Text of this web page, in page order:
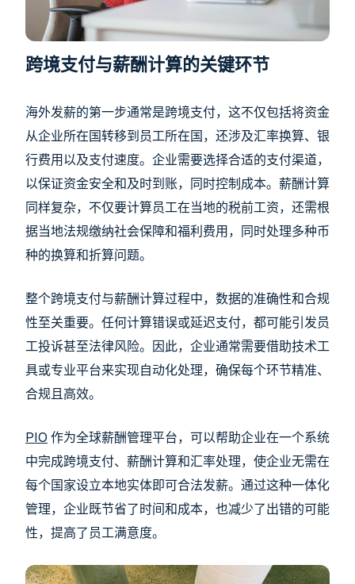
跨境支付与薪酬计算的关键环节
海外发薪的第一步通常是跨境支付，这不仅包括将资金
从企业所在国转移到员工所在国，还涉及汇率换算、银
行费用以及支付速度。企业需要选择合适的支付渠道，
以保证资金安全和及时到账，同时控制成本。薪酬计算
同样复杂，不仅要计算员工在当地的税前工资，还需根
据当地法规缴纳社会保障和福利费用，同时处理多种币
种的换算和折算问题。
整个跨境支付与薪酬计算过程中，数据的准确性和合规
性至关重要。任何计算错误或延迟支付，都可能引发员
工投诉甚至法律风险。因此，企业通常需要借助技术工
具或专业平台来实现自动化处理，确保每个环节精准、
合规且高效。
PIO 作为全球薪酬管理平台，可以帮助企业在一个系统
中完成跨境支付、薪酬计算和汇率处理，使企业无需在
每个国家设立本地实体即可合法发薪。通过这种一体化
管理，企业既节省了时间和成本，也减少了出错的可能
性，提高了员工满意度。